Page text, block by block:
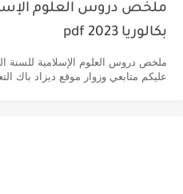
ملخص دروس العلوم
بكالوريا pdf 2023
عليكم متابعي وزوار موقع ديزاد باك